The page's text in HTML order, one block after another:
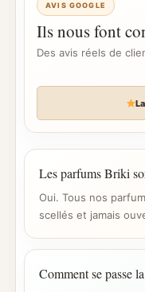
AVIS GOOGLE
Ils nous font
Des avis réels de
Les parfums Briki
Oui. Tous nos
scellés et jamais
Comment se passe